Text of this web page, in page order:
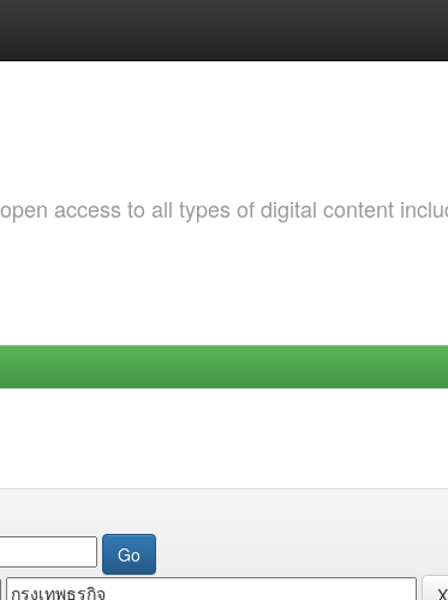
access to all types of digital content